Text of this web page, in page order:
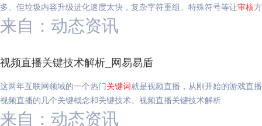
多。但垃圾内容升级进化速度太快，复杂字符重组、特殊符号等让审核
来自：动态资讯
视频直播关键技术解析_网易易盾
这两年互联网领域的一个热门关键词就是视频直播，从刚开始的游戏直
视频直播的几个关键概念和关键技术。视频直播关键技术解析
来自：动态资讯